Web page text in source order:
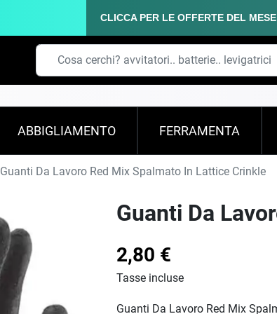
CLICCA PER LE OFFERTE DEL MESE
ABBIGLIAMENTO FERRAMENTA
Guanti Da Lavoro Red Mix Spalmato In Lattice Crinkle
Guanti Da
2,80 €
Tasse incluse
Guanti Da Lavoro Red Mix